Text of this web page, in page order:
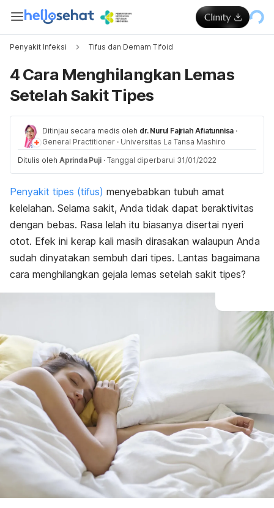
Penyakit Infeksi Tifus dan Demam Tifoid
4 Cara Menghilangkan Lemas
Setelah Sakit Tipes
Ditinjau secara medis oleh dr. Nurul Fajriah Afiatunnisa ·
General Practitioner · Universitas La Tansa Mashiro
Ditulis oleh Aprinda Puji · Tanggal diperbarui 31/01/2022
Penyakit tipes (tifus) menyebabkan tubuh amat
kelelahan. Selama sakit, Anda tidak dapat beraktivitas
dengan bebas. Rasa lelah itu biasanya disertai nyeri
otot. Efek ini kerap kali masih dirasakan walaupun Anda
sudah dinyatakan sembuh dari tipes. Lantas bagaimana
cara menghilangkan gejala lemas setelah sakit tipes?